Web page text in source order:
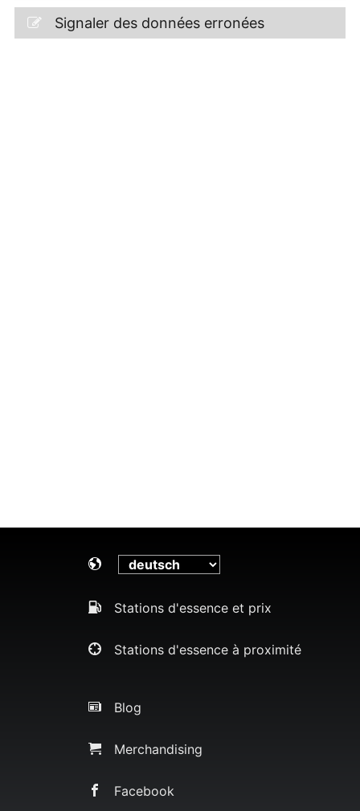
Signaler des données erronées
Stations d'essence et prix
Stations d'essence à proximité
Blog
Merchandising
Facebook